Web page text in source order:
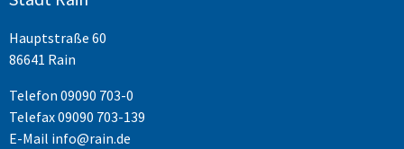
Hauptstraße 60
86641 Rain
Telefon 09090 703-0
Telefax 09090 703-139
E-Mail info@rain.de